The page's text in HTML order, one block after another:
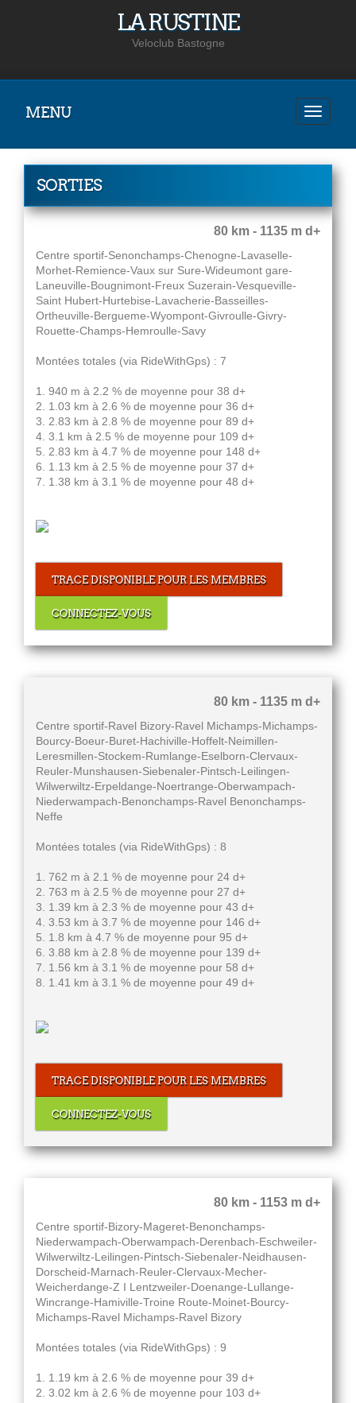
LA RUSTINE
Veloclub Bastogne
MENU
SORTIES
80 km - 1135 m d+
Centre sportif-Senonchamps-Chenogne-Lavaselle-
Morhet-Remience-Vaux sur Sure-Wideumont gare-
Laneuville-Bougnimont-Freux Suzerain-Vesqueville-
Saint Hubert-Hurtebise-Lavacherie-Basseilles-
Ortheuville-Bergueme-Wyompont-Givroulle-Givry-
Rouette-Champs-Hemroulle-Savy
Montées totales (via RideWithGps) : 7
1. 940 m à 2.2 % de moyenne pour 38 d+
2. 1.03 km à 2.6 % de moyenne pour 36 d+
3. 2.83 km à 2.8 % de moyenne pour 89 d+
4. 3.1 km à 2.5 % de moyenne pour 109 d+
5. 2.83 km à 4.7 % de moyenne pour 148 d+
6. 1.13 km à 2.5 % de moyenne pour 37 d+
7. 1.38 km à 3.1 % de moyenne pour 48 d+
TRACE DISPONIBLE POUR LES MEMBRES
CONNECTEZ-VOUS
80 km - 1135 m d+
Centre sportif-Ravel Bizory-Ravel Michamps-Michamps-
Bourcy-Boeur-Buret-Hachiville-Hoffelt-Neimillen-
Leresmillen-Stockem-Rumlange-Eselborn-Clervaux-
Reuler-Munshausen-Siebenaler-Pintsch-Leilingen-
Wilwerwiltz-Erpeldange-Noertrange-Oberwampach-
Niederwampach-Benonchamps-Ravel Benonchamps-
Neffe
Montées totales (via RideWithGps) : 8
1. 762 m à 2.1 % de moyenne pour 24 d+
2. 763 m à 2.5 % de moyenne pour 27 d+
3. 1.39 km à 2.3 % de moyenne pour 43 d+
4. 3.53 km à 3.7 % de moyenne pour 146 d+
5. 1.8 km à 4.7 % de moyenne pour 95 d+
6. 3.88 km à 2.8 % de moyenne pour 139 d+
7. 1.56 km à 3.1 % de moyenne pour 58 d+
8. 1.41 km à 3.1 % de moyenne pour 49 d+
TRACE DISPONIBLE POUR LES MEMBRES
CONNECTEZ-VOUS
80 km - 1153 m d+
Centre sportif-Bizory-Mageret-Benonchamps-
Niederwampach-Oberwampach-Derenbach-Eschweiler-
Wilwerwiltz-Leilingen-Pintsch-Siebenaler-Neidhausen-
Dorscheid-Marnach-Reuler-Clervaux-Mecher-
Weicherdange-Z I Lentzweiler-Doenange-Lullange-
Wincrange-Hamiville-Troine Route-Moinet-Bourcy-
Michamps-Ravel Michamps-Ravel Bizory
Montées totales (via RideWithGps) : 9
1. 1.19 km à 2.6 % de moyenne pour 39 d+
2. 3.02 km à 2.6 % de moyenne pour 103 d+